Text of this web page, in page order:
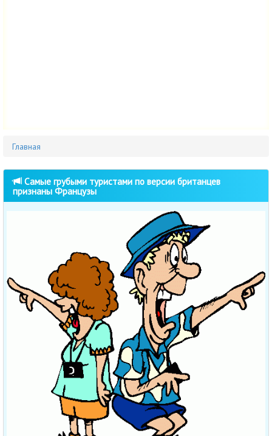
Главная
Самые грубыми туристами по версии британцев
признаны Французы